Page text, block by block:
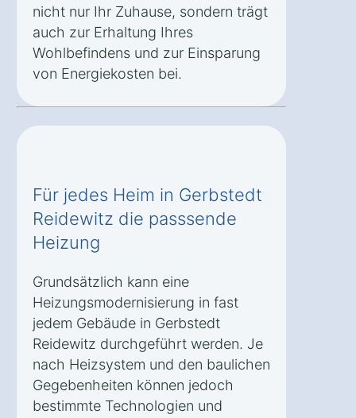
nicht nur Ihr Zuhause, sondern trägt
auch zur Erhaltung Ihres
Wohlbefindens und zur Einsparung
von Energiekosten bei.
Für jedes Heim in Gerbstedt
Reidewitz die passsende
Heizung
Grundsätzlich kann eine
Heizungsmodernisierung in fast
jedem Gebäude in Gerbstedt
Reidewitz durchgeführt werden. Je
nach Heizsystem und den baulichen
Gegebenheiten können jedoch
bestimmte Technologien und